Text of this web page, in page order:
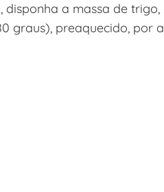
a massa de
graus), preaquecido, por